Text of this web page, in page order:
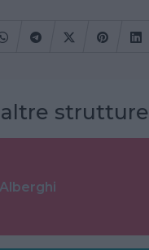
altre strutture
Alberghi